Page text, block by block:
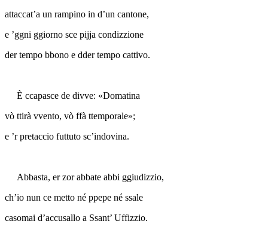
attaccat’a un rampino in d’un cantone,
e ’ggni ggiorno sce pijja condizzione
der tempo bbono e dder tempo cattivo.
È ccapasce de divve: «Domatina
vò ttirà vvento, vò ffà ttemporale»;
e ’r pretaccio futtuto sc’indovina.
Abbasta, er zor abbate abbi ggiudizzio,
ch’io nun ce metto né ppepe né ssale
casomai d’accusallo a Ssant’ Uffizzio.